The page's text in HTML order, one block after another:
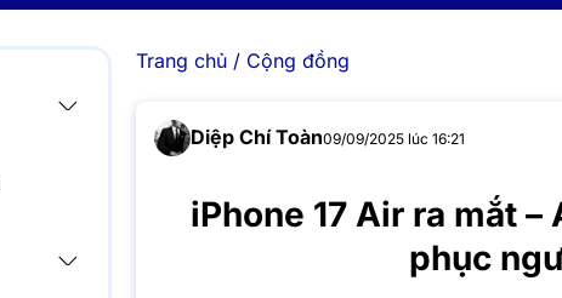
Trang chủ/ Cộng đồng
Diệp Chí Toàn09/09/2025 lúc 16:21
iPhone 17 Air ra mắt
phục